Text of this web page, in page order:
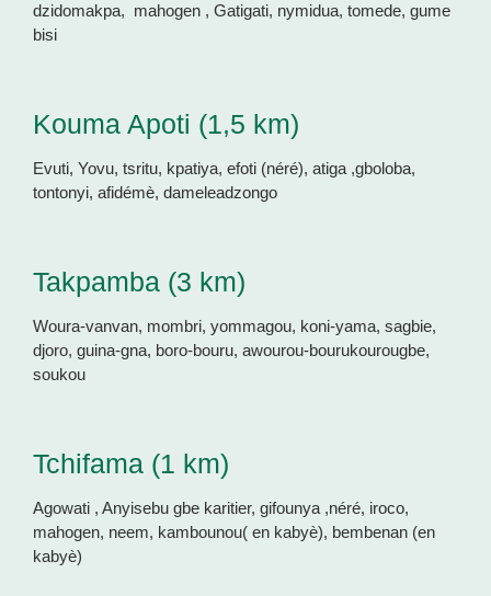
dzidomakpa, mahogen , Gatigati, nymidua, tomede, gume
bisi
Kouma Apoti (1,5 km)
Evuti, Yovu, tsritu, kpatiya, efoti (néré), atiga ,gboloba,
tontonyi, afidémè, dameleadzongo
Takpamba (3 km)
Woura-vanvan, mombri, yommagou, koni-yama, sagbie,
djoro, guina-gna, boro-bouru, awourou-bourukourougbe,
soukou
Tchifama (1 km)
Agowati , Anyisebu gbe karitier, gifounya ,néré, iroco,
mahogen, neem, kambounou( en kabyè), bembenan (en
kabyè)